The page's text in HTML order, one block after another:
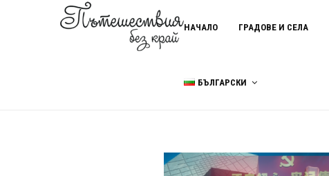
НАЧАЛО ГРАДОВЕ И СЕЛА
БЪЛГАРСКИ
Home пътуване в Китай